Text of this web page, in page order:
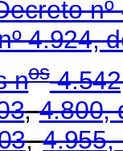
4.924,
nos
,4.800,
,